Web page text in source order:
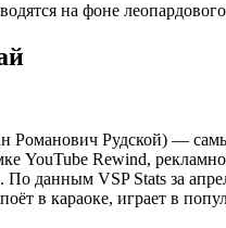
на фоне
Романович Рудской) —
YouTube Rewind,
По данным VSP Stats за
в караоке, играет в